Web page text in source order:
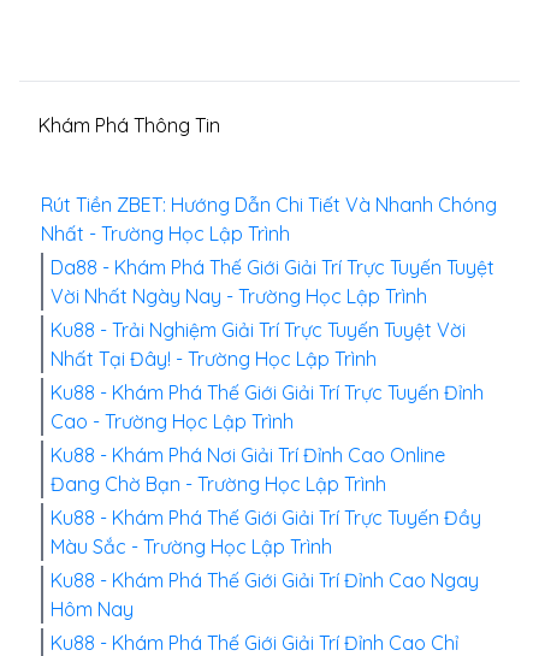
Khám Phá Thông Tin
Rút Tiền ZBET: Hướng Dẫn Chi Tiết Và Nhanh Chóng
Nhất - Trường Học Lập Trình
Da88 - Khám Phá Thế Giới Giải Trí Trực Tuyến Tuyệt
Vời Nhất Ngày Nay - Trường Học Lập Trình
Ku88 - Trải Nghiệm Giải Trí Trực Tuyến Tuyệt Vời
Nhất Tại Đây! - Trường Học Lập Trình
Ku88 - Khám Phá Thế Giới Giải Trí Trực Tuyến Đỉnh
Cao - Trường Học Lập Trình
Ku88 - Khám Phá Nơi Giải Trí Đỉnh Cao Online
Đang Chờ Bạn - Trường Học Lập Trình
Ku88 - Khám Phá Thế Giới Giải Trí Trực Tuyến Đầy
Màu Sắc - Trường Học Lập Trình
Ku88 - Khám Phá Thế Giới Giải Trí Đỉnh Cao Ngay
Hôm Nay
Ku88 - Khám Phá Thế Giới Giải Trí Đỉnh Cao Chỉ